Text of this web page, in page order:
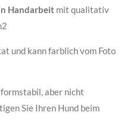
Handarbeit mit qualitativ
und kann farblich vom Foto
aber nicht
Sie Ihren Hund beim